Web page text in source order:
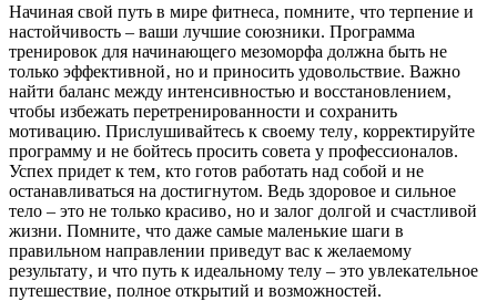
Начиная свой путь в мире фитнеса‚ помните‚ что терпение и
настойчивость – ваши лучшие союзники. Программа
тренировок для начинающего мезоморфа должна быть не
только эффективной‚ но и приносить удовольствие. Важно
найти баланс между интенсивностью и восстановлением‚
чтобы избежать перетренированности и сохранить
мотивацию. Прислушивайтесь к своему телу‚ корректируйте
программу и не бойтесь просить совета у профессионалов.
Успех придет к тем‚ кто готов работать над собой и не
останавливаться на достигнутом. Ведь здоровое и сильное
тело – это не только красиво‚ но и залог долгой и счастливой
жизни. Помните‚ что даже самые маленькие шаги в
правильном направлении приведут вас к желаемому
результату‚ и что путь к идеальному телу – это увлекательное
путешествие‚ полное открытий и возможностей.